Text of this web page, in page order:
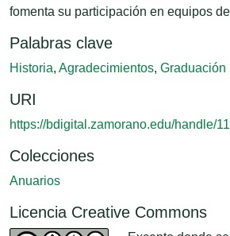
fomenta su participación en equipos
Palabras clave
Historia, Agradecimientos, Graduación
URI
https://bdigital.zamorano.edu/handle/
Colecciones
Anuarios
Licencia Creative Commons